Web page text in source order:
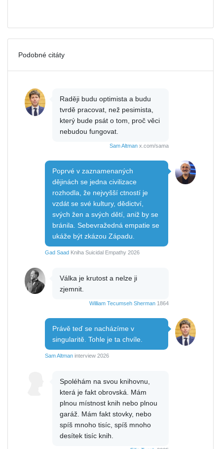
Podobné citáty
Raději budu optimista a budu
tvrdě pracovat, než pesimista,
který bude psát o tom, proč věci
nebudou fungovat.
Sam Altman x.com/sama
Poprvé v zaznamenaných
dějinách se jedna civilizace
rozhodla, že nejvyšší ctností je
vzdát se své kultury, dědictví,
svých žen a svých dětí, aniž by se
bránila. Sebevražedná empatie se
ukáže být zkázou Západu.
Gad Saad Kniha Suicidal Empathy 2026
Válka je krutost a nelze ji
zjemnit.
William Tecumseh Sherman 1864
Právě teď se nacházíme v
singularitě. Tohle je ta chvíle.
Sam Altman interview 2026
Spoléhám na svou knihovnu,
která je fakt obrovská. Mám
plnou místnost knih nebo plnou
garáž. Mám fakt stovky, nebo
spíš mnoho tisíc, spíš mnoho
desítek tisíc knih.